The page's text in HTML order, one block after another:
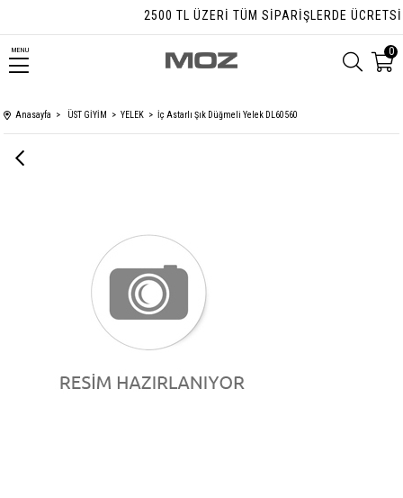
2500 TL ÜZERI TÜM SIPARIŞLERDE ÜCRETSIZ
MENU 0
Anasayfa ÜST GİYİM YELEK İç Astarlı Şık Düğmeli Yelek DL60560